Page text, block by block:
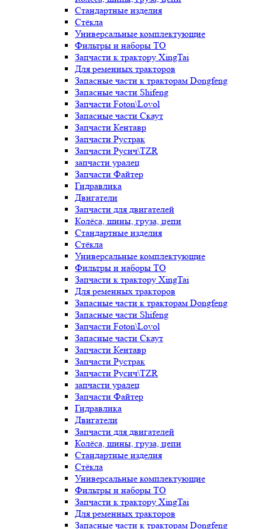
Стандартные изделия
Стёкла
Универсальные комплектующие
Фильтры и наборы ТО
Запчасти к трактору XingTai
Для ременных тракторов
Запасные части к тракторам Dongfeng
Запасные части Shifeng
Запчасти Foton\Lovol
Запасные части Скаут
Запчасти Кентавр
Запчасти Рустрак
Запчасти Русич\TZR
запчасти уралец
Запчасти Файтер
Гидравлика
Двигатели
Запчасти для двигателей
Колёса, шины, груза, цепи
Стандартные изделия
Стёкла
Универсальные комплектующие
Фильтры и наборы ТО
Запчасти к трактору XingTai
Для ременных тракторов
Запасные части к тракторам Dongfeng
Запасные части Shifeng
Запчасти Foton\Lovol
Запасные части Скаут
Запчасти Кентавр
Запчасти Рустрак
Запчасти Русич\TZR
запчасти уралец
Запчасти Файтер
Гидравлика
Двигатели
Запчасти для двигателей
Колёса, шины, груза, цепи
Стандартные изделия
Стёкла
Универсальные комплектующие
Фильтры и наборы ТО
Запчасти к трактору XingTai
Для ременных тракторов
Запасные части к тракторам Dongfeng